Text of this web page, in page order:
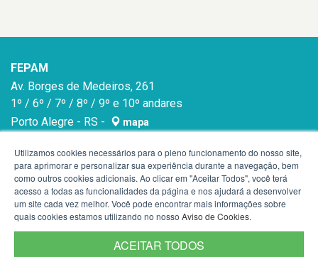
FEPAM
Av. Borges de Medeiros, 261
1º / 6º / 7º / 8º / 9º e 10º andares
Porto Alegre - RS -
mapa
Utilizamos cookies necessários para o pleno funcionamento do nosso site,
para aprimorar e personalizar sua experiência durante a navegação, bem
como outros cookies adicionais. Ao clicar em "Aceitar Todos", você terá
acesso a todas as funcionalidades da página e nos ajudará a desenvolver
um site cada vez melhor. Você pode encontrar mais informações sobre
quais cookies estamos utilizando no nosso Aviso de Cookies.
ACEITAR TODOS